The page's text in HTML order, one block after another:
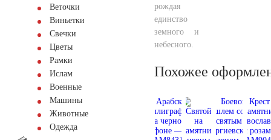
Веточки
Виньетки
Свечки
Цветы
Рамки
Ислам
Военные
Машины
Животные
Одежда
рождая
единство
земного и
небесного.
Похожее